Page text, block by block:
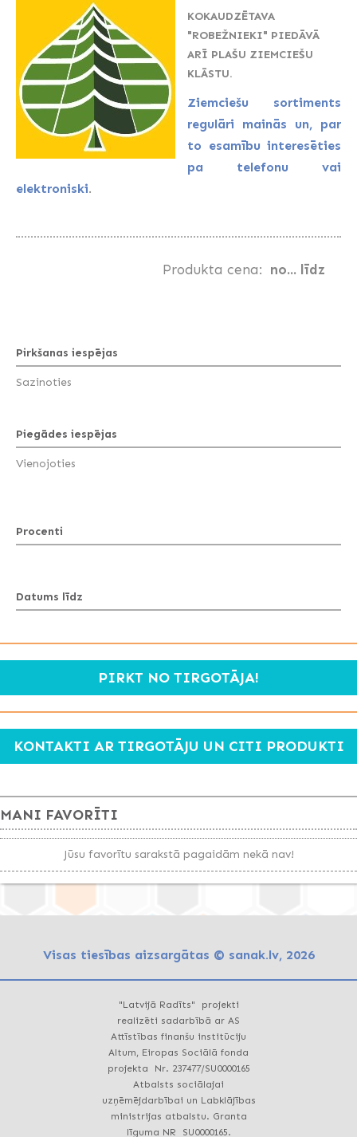
KOKAUDZĒTAVA
"ROBEŽNIEKI" PIEDĀVĀ
ARĪ PLAŠU ZIEMCIEŠU
KLĀSTU.
Ziemciešu sortiments
regulāri mainās un, par
to esamību interesēties
pa
telefonu
vai
elektroniski.
Produkta cena: no... līdz
Pirkšanas iespējas
Sazinoties
Piegādes iespējas
Vienojoties
Procenti
Datums līdz
PIRKT NO TIRGOTĀJA!
KONTAKTI AR TIRGOTĀJU UN CITI PRODUKTI
MANI FAVORĪTI
Jūsu favorītu sarakstā pagaidām nekā nav!
Visas tiesības aizsargātas © sanak.lv, 2026
"Latvijā Radīts" projekti
realizēti sadarbībā ar AS
Attīstības finanšu institūciju
Altum, Eiropas Sociālā fonda
projekta Nr. 237477/SU0000165
Atbalsts sociālajai
uzņēmējdarbībai un Labklājības
ministrijas atbalstu. Granta
līguma NR SU0000165.